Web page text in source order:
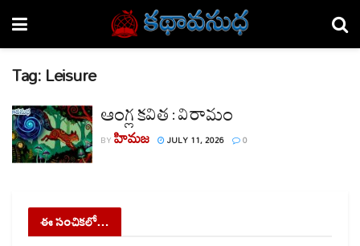
Tag:Leisure
ఆంగ్ల కవిత : విరామం
BY హిమజ JULY 11, 2026 0
ఈ సంచికలో…